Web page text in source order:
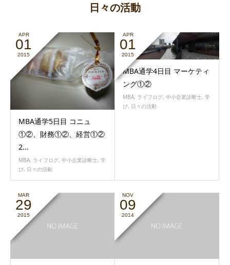
日々の活動
APR
01
2015
MBA通学5日目 コニュ
①②、財務①②、経営①②
2...
MBA, ライフログ, 中小企業診断士, 学
び, 日々の活動
APR
01
2015
MBA通学4日目 マーケティ
ング①②
MBA, ライフログ, 中小企業診断士, 学
び, 日々の活動
MAR
29
2015
NOV
09
2014